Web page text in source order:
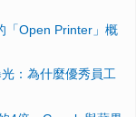
「Open Printer」概
：為什麼優秀員工